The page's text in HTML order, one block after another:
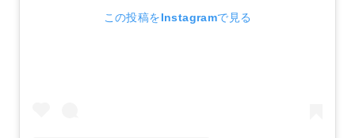
この投稿をInstagramで見る